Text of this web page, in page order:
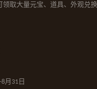
取大量元宝、道具、 外观兑
-8月 31 日